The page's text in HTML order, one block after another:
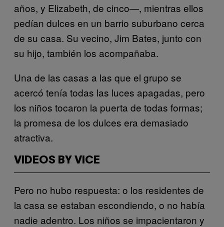
años, y Elizabeth, de cinco—, mientras ellos
pedían dulces en un barrio suburbano cerca
de su casa. Su vecino, Jim Bates, junto con
su hijo, también los acompañaba.
Una de las casas a las que el grupo se
acercó tenía todas las luces apagadas, pero
los niños tocaron la puerta de todas formas;
la promesa de los dulces era demasiado
atractiva.
VIDEOS BY VICE
Pero no hubo respuesta: o los residentes de
la casa se estaban escondiendo, o no había
nadie adentro. Los niños se impacientaron y